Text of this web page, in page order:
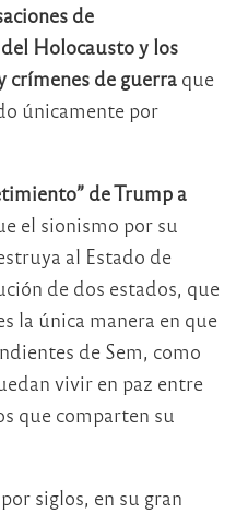
de
Holocausto y los
crímenes de guerra que
únicamente por
de Trump a
el sionismo por su
al Estado de
de dos estados, que
la única manera en que
de Sem, como
vivir en paz entre
que comparten su
siglos, en su gran